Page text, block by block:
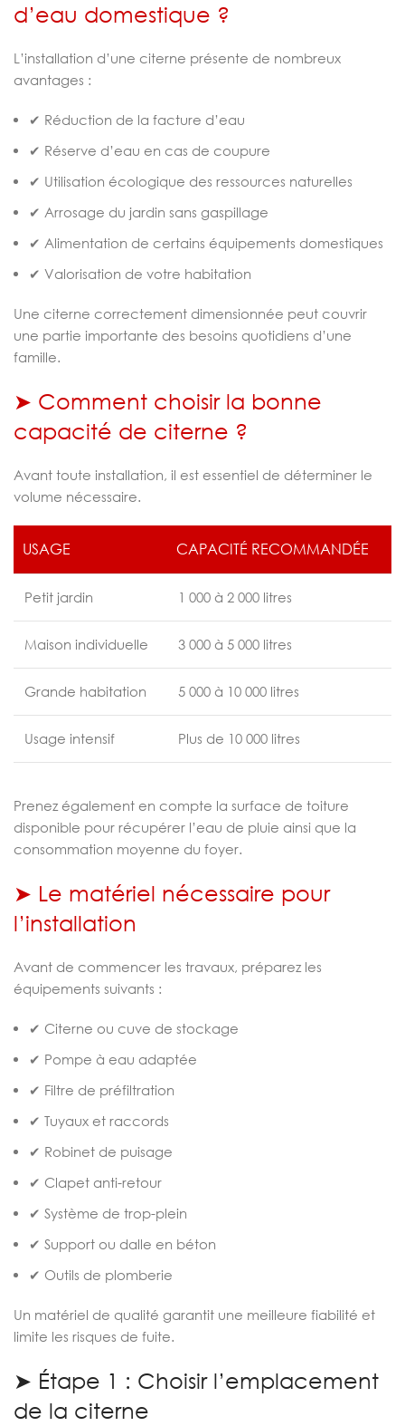
d’eau domestique ?
L’installation d’une citerne présente de nombreux
avantages :
✔ Réduction de la facture d’eau
✔ Réserve d’eau en cas de coupure
✔ Utilisation écologique des ressources naturelles
✔ Arrosage du jardin sans gaspillage
✔ Alimentation de certains équipements domestiques
✔ Valorisation de votre habitation
Une citerne correctement dimensionnée peut couvrir
une partie importante des besoins quotidiens d’une
famille.
➤ Comment choisir la bonne
capacité de citerne ?
Avant toute installation, il est essentiel de déterminer le
volume nécessaire.
USAGE CAPACITÉ RECOMMANDÉE
Petit jardin 1 000 à 2 000 litres
Maison individuelle 3 000 à 5 000 litres
Grande habitation 5 000 à 10 000 litres
Usage intensif Plus de 10 000 litres
Prenez également en compte la surface de toiture
disponible pour récupérer l’eau de pluie ainsi que la
consommation moyenne du foyer.
➤ Le matériel nécessaire pour
l’installation
Avant de commencer les travaux, préparez les
équipements suivants :
✔ Citerne ou cuve de stockage
✔ Pompe à eau adaptée
✔ Filtre de préfiltration
✔ Tuyaux et raccords
✔ Robinet de puisage
✔ Clapet anti-retour
✔ Système de trop-plein
✔ Support ou dalle en béton
✔ Outils de plomberie
Un matériel de qualité garantit une meilleure fiabilité et
limite les risques de fuite.
➤ Étape 1 : Choisir l’emplacement
de la citerne